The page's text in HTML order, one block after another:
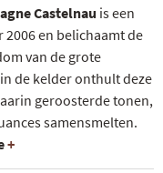
Castelnau is een
en belichaamt de
van de grote
de kelder onthult deze
geroosterde tonen,
samensmelten.
+